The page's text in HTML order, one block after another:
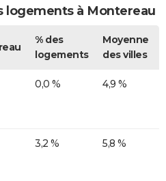
logements à Montereau
% des
logements
Moyenne
des villes
0,0 % 4,9 %
3,2 % 5,8 %